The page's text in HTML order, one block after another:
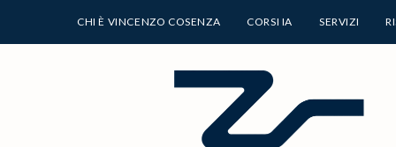
CHI È VINCENZO COSENZA CORSI IA SERVIZI